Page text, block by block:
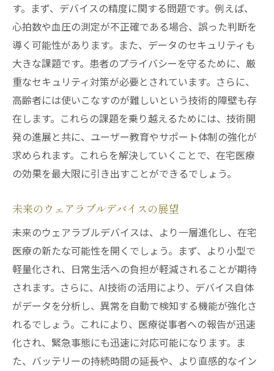
す。まず、デバイスの精度に関する問題です。例えば、
心拍数や血圧の測定が不正確である場合、誤った判断を
導く可能性があります。また、データのセキュリティも
大きな課題です。患者のプライバシーを守るために、厳
重なセキュリティ対策が必要とされています。さらに、
高齢者には使いこなすのが難しいという技術的障壁も存
在します。これらの課題を乗り越えるためには、技術開
発の進展と共に、ユーザー教育やサポート体制の強化が
求められます。これらを解決していくことで、在宅医療
の効果を最大限に引き出すことができるでしょう。
未来のウェアラブルデバイスの展望
未来のウェアラブルデバイスは、より一層進化し、在宅
医療の新たな可能性を開くでしょう。まず、より小型で
軽量化され、日常生活への負担が軽減されることが期待
されます。さらに、AI技術の活用により、デバイス自体
がデータを分析し、異常を自動で検知する機能が強化さ
れるでしょう。これにより、医療従事者への報告が迅速
化され、緊急事態にも迅速に対応可能になります。ま
た、バッテリーの持続時間の延長や、より直感的なイン